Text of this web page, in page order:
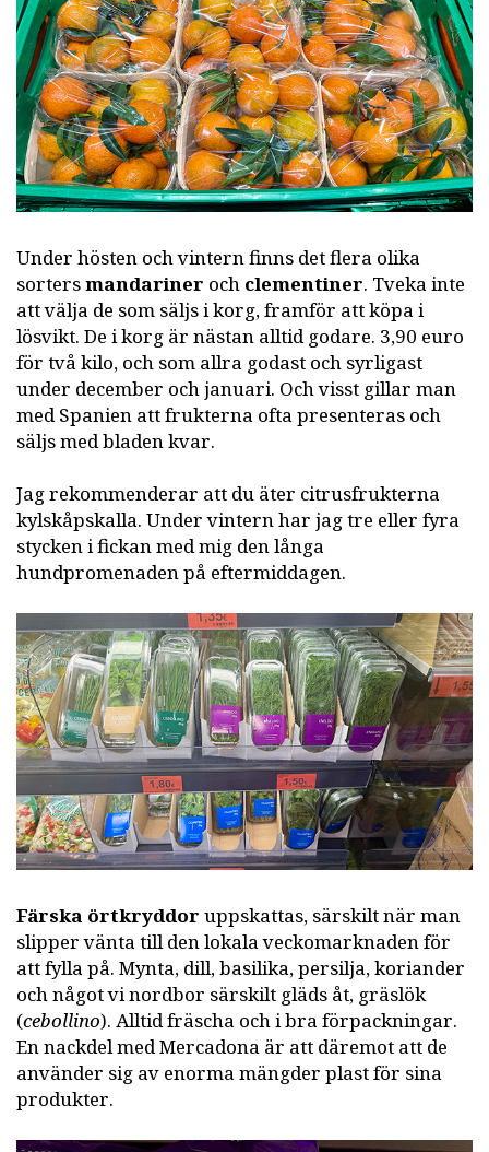
Under hösten och vintern finns det flera olika
sortersmandariner och clementiner. Tveka inte
att välja de som säljs i korg, framför att köpa i
lösvikt. De i korg är nästan alltid godare. 3,90 euro
för två kilo, och som allra godast och syrligast
under december och januari. Och visst gillar man
med Spanien att frukterna ofta presenteras och
säljs med bladen kvar.
Jag rekommenderar att du äter citrusfrukterna
kylskåpskalla. Under vintern har jag tre eller fyra
stycken i fickan med mig den långa
hundpromenaden på eftermiddagen.
Färska örtkryddor uppskattas, särskilt när man
slipper vänta till den lokala veckomarknaden för
att fylla på. Mynta, dill, basilika, persilja, koriander
och något vi nordbor särskilt gläds åt, gräslök
(cebollino). Alltid fräscha och i bra förpackningar.
En nackdel med Mercadona är att däremot att de
använder sig av enorma mängder plast för sina
produkter.